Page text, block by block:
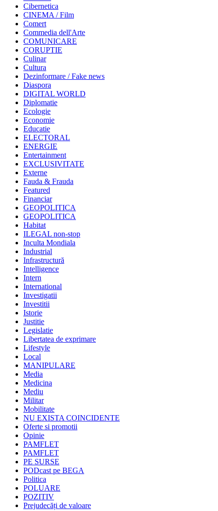
Cibernetica
CINEMA / Film
Comert
Commedia dell'Arte
COMUNICARE
CORUPTIE
Culinar
Cultura
Dezinformare / Fake news
Diaspora
DIGITAL WORLD
Diplomatie
Ecologie
Economie
Educatie
ELECTORAL
ENERGIE
Entertainment
EXCLUSIVITATE
Externe
Fauda & Frauda
Featured
Financiar
GEOPOLITICA
GEOPOLITICA
Habitat
ILEGAL non-stop
Inculta Mondiala
Industrial
Infrastructură
Intelligence
Intern
International
Investigatii
Investitii
Istorie
Justitie
Legislatie
Libertatea de exprimare
Lifestyle
Local
MANIPULARE
Media
Medicina
Mediu
Militar
Mobilitate
NU EXISTA COINCIDENTE
Oferte si promotii
Opinie
PAMFLET
PAMFLET
PE SURSE
PODcast pe BEGA
Politica
POLUARE
POZITIV
Prejudecăți de valoare